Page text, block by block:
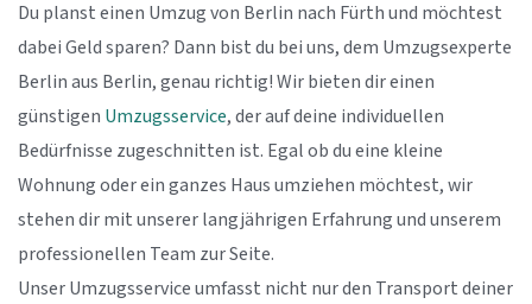
Du planst einen Umzug von Berlin nach Fürth und möchtest
dabei Geld sparen? Dann bist du bei uns, dem Umzugsexperte
Berlin aus Berlin, genau richtig! Wir bieten dir einen
günstigen Umzugsservice, der auf deine individuellen
Bedürfnisse zugeschnitten ist. Egal ob du eine kleine
Wohnung oder ein ganzes Haus umziehen möchtest, wir
stehen dir mit unserer langjährigen Erfahrung und unserem
professionellen Team zur Seite.
Unser Umzugsservice umfasst nicht nur den Transport deiner